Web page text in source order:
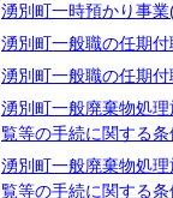
湧別町一時預かり事
湧別町一般職の任期
湧別町一般職の任期
湧別町一般廃棄物処
覧等の手続に関する条
湧別町一般廃棄物処
覧等の手続に関する条